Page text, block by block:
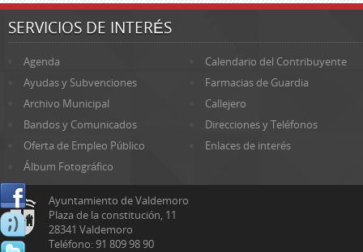
SERVICIOS DE INTERÉS
Agenda
Calendario del Contribuyente
Ayudas y Subvenciones
Farmacias de Guardia
Archivo Municipal
Callejero
Bandos y Comunicados
Direcciones y Teléfonos
Oferta de Empleo Público
Enlaces de interés
Álbum Fotográfico
Ayuntamiento de Valdemoro
Plaza de la constitución, 11
28341 Valdemoro
Teléfono: 91 809 98 90